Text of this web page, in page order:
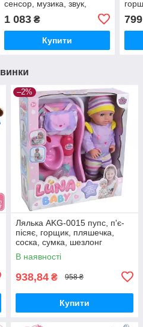
сенсор, музика, звук,
підгузок, кубик, соска
1 083₴
Купити
799
–2%
Лялька AKG-0015 пупс, п'є-
пісяє, горщик, пляшечка,
соска, сумка, шезлонг
В наявності
938,84 ₴ 958 ₴
Купити